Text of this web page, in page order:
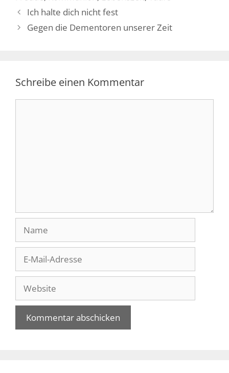
Ich halte dich nicht fest
Gegen die Dementoren unserer Zeit
Schreibe einen Kommentar
Mail-
Adresse
Website